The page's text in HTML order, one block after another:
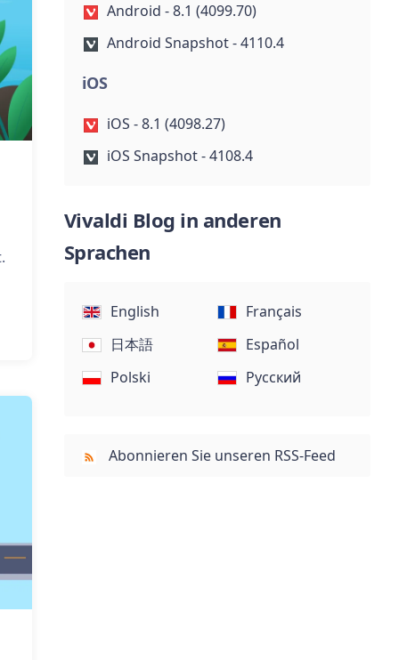
Android - 8.1 (4099.70)
Android Snapshot - 4110.4
iOS
iOS - 8.1 (4098.27)
iOS Snapshot - 4108.4
Vivaldi Blog in anderen
Sprachen
English
Français
日本語
Español
Polski
Русский
Abonnieren Sie unseren RSS-Feed